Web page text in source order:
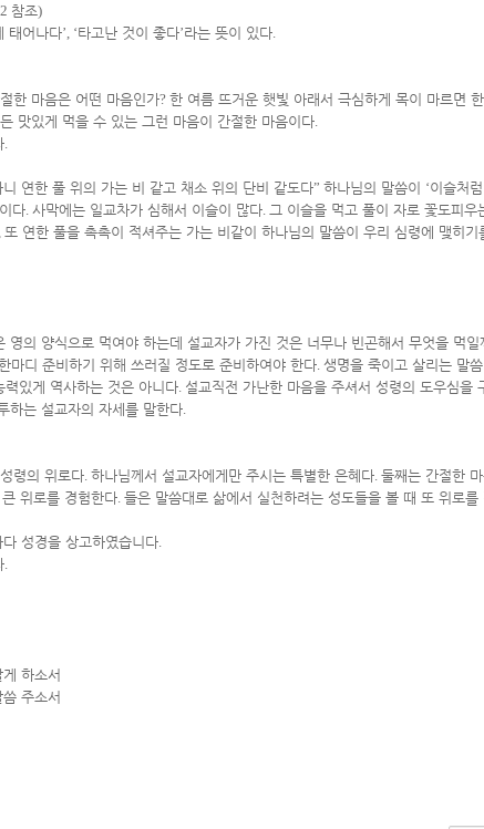
참조)
태어나다’, ‘타고난 것이 좋다’라는 뜻이 있다.
한 마음은 어떤 마음인가? 한 여름 뜨거운 햇빛 아래서 극심하게 목이 마르면
맛있게 먹을 수 있는 그런 마음이 간절한 마음이다.
.
연한 풀 위의 가는 비 같고 채소 위의 단비 같도다” 하나님의 말씀이 ‘이슬처
다. 사막에는 일교차가 심해서 이슬이 많다. 그 이슬을 먹고 풀이 자로 꽃도피우
, 또 연한 풀을 촉촉이 적셔주는 가는 비같이 하나님의 말씀이 우리 심령에 맺히
영의 양식으로 먹여야 하는데 설교자가 가진 것은 너무나 빈곤해서 무엇을 먹
마디 준비하기 위해 쓰러질 정도로 준비하여야 한다. 생명을 죽이고 살리는 말
있게 역사하는 것은 아니다. 설교직전 가난한 마음을 주셔서 성령의 도우심을
하는 설교자의 자세를 말한다.
령의 위로다. 하나님께서 설교자에게만 주시는 특별한 은혜다. 둘째는 간절한
위로를 경험한다. 들은 말씀대로 삶에서 실천하려는 성도들을 볼 때 또 위로를
성경을 상고하였습니다.
.
하소서
주소서